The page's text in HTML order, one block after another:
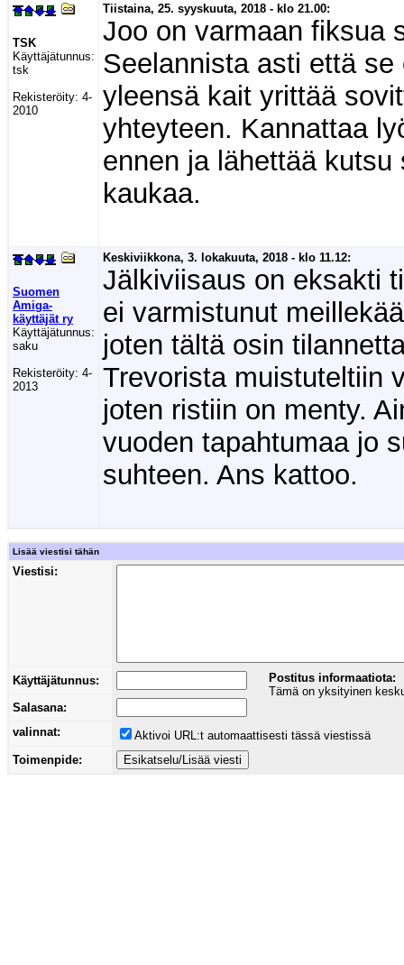
TSK
Käyttäjätunnus:
tsk
Rekisteröity: 4-
2010
Tiistaina, 25. syyskuuta, 2018 - klo 21.00:
Joo on varmaan fiksua
Seelannista asti että
yleensä kait yrittää
yhteyteen. Kannattaa
ennen ja lähettää
kaukaa.
Suomen
Amiga-
käyttäjät ry
Käyttäjätunnus:
saku
Rekisteröity: 4-
2013
Keskiviikkona, 3. lokakuuta, 2018 - klo 11.12:
Jälkiviisaus on eksakti
ei varmistunut
joten tältä osin
Trevorista muistuteltiin
joten ristiin on menty.
vuoden tapahtumaa jo
suhteen. Ans kattoo.
Lisää viestisi tähän
Viestisi:
Käyttäjätunnus:
Postitus informaatiota:
Tämä on yksityinen
Salasana:
valinnat:
Aktivoi URL:t automaattisesti tässä viestissä
Toimenpide: